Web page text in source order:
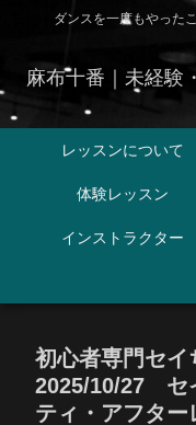
ダンスを一度もやった
麻布十番｜未経験
レッスンについて
体験レッスン
インストラクター
初心者専門セイ
2025/10/27 セ
ティ・アフター